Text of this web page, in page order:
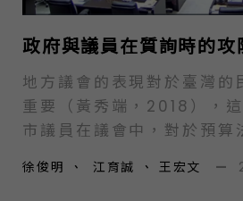
政府與議員在質詢時的攻
地方議會的表現對於臺灣的
重要（黃秀端，2018），
市議員在議會中，對於預算
的成效和品質有著重大的影
徐俊明 、 江育誠 、 王宏文 —